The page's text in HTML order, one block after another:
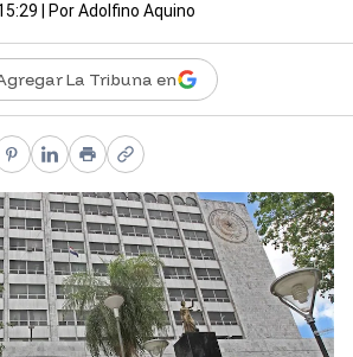
| PorAdolfino Aquino
La Tribuna en
Pinterest
LinkedIn
PrintCopy link